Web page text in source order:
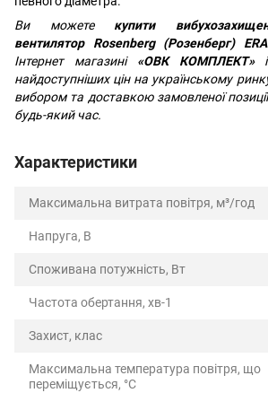
Ви можете купити
вентилятор Rosenberg (Розенберг)
Інтернет магазині «ОВК КОМПЛЕКТ»і
найдоступніших цін на українському
вибором та доставкою замовленої
будь-який час.
Характеристики
Максимальна витрата повітря, м³/год
Напруга, В
Споживана потужність, Вт
Частота обертання, хв-1
Захист, клас
Максимальна температура повітря, що
переміщується, °C